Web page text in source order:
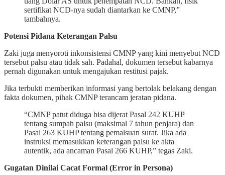
sertifikat NCD-nya sudah diantarkan ke CMNP,”
tambahnya.
Potensi Pidana Keterangan Palsu
Zaki juga menyoroti inkonsistensi CMNP yang kini menyebut NCD
tersebut palsu atau tidak sah. Padahal, dokumen tersebut kabarnya
pernah digunakan untuk mengajukan restitusi pajak.
Jika terbukti memberikan informasi yang bertolak belakang dengan
fakta dokumen, pihak CMNP terancam jeratan pidana.
“CMNP patut diduga bisa dijerat Pasal 242 KUHP
tentang sumpah palsu (maksimal 7 tahun penjara) dan
Pasal 263 KUHP tentang pemalsuan surat. Jika ada
instruksi memasukkan keterangan palsu ke akta
autentik, ada ancaman Pasal 266 KUHP,” tegas Zaki.
Gugatan Dinilai Cacat Formal (Error in Persona)